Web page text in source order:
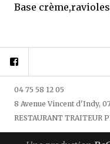
Base
04 75 58 12 05
8 Avenue Vincent d'Indy,
RESTAURANT TRAITEUR